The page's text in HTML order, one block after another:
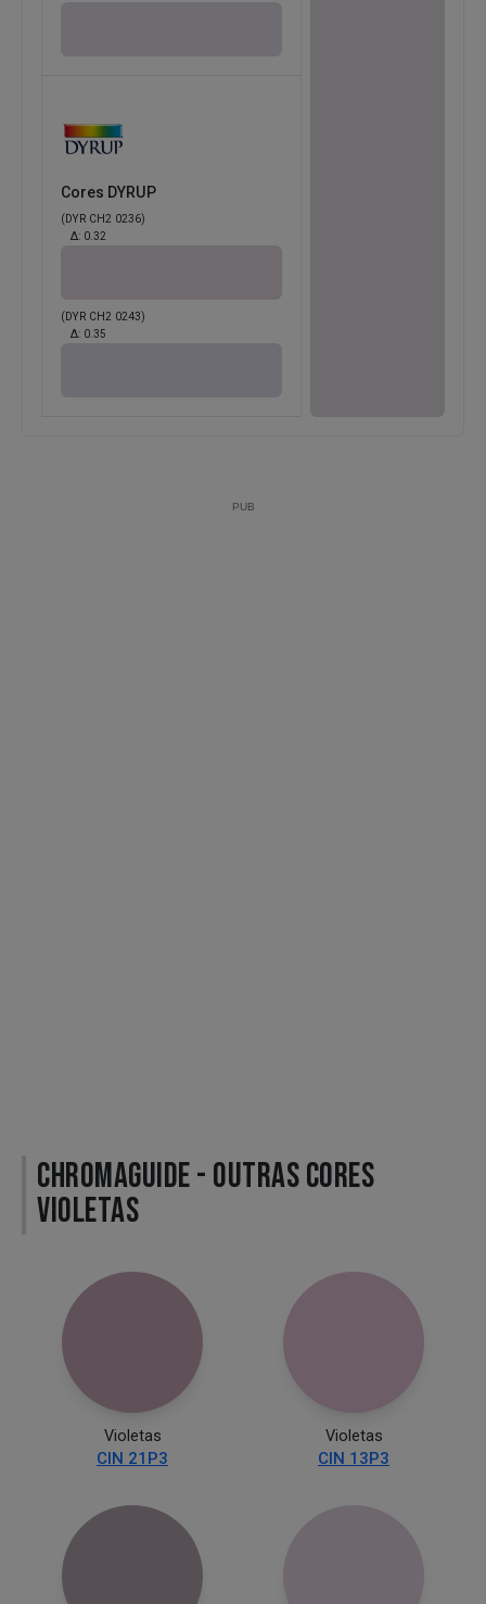
Cores DYRUP
(DYR CH2 0236)
Δ: 0.32
(DYR CH2 0243)
Δ: 0.35
CHROMAGUIDE - OUTRAS CORES
VIOLETAS
Violetas
CIN 21P3
Violetas
CIN 13P3